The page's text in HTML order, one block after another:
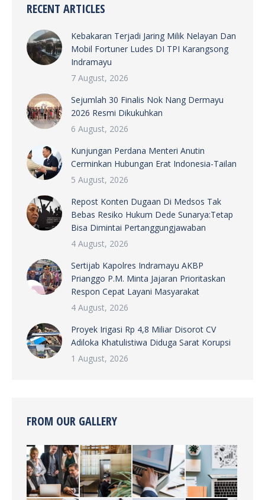
RECENT ARTICLES
Kebakaran Terjadi Jaring Milik Nelayan Dan
Mobil Fortuner Ludes DI TPI Karangsong
Indramayu
7 August, 2026
Sejumlah 30 Finalis Nok Nang Dermayu
2026 Resmi Dikukuhkan
6 August, 2026
Kunjungan Perdana Menteri Anutin
Cerminkan Hubungan Erat Indonesia-Tailan
5 August, 2026
Repost Konten Dugaan Di Medsos Tak
Bebas Resiko Hukum Dede Sunarya:Tetap
Bisa Dimintai Pertanggungjawaban
4 August, 2026
Sertijab Kapolres Indramayu AKBP
Prianggo P.M. Minta Jajaran Prioritaskan
Respon Cepat Layani Masyarakat
4 August, 2026
Proyek Irigasi Rp 4,8 Miliar Disorot CV
Adiloka Khatulistiwa Diduga Sarat Korupsi
1 August, 2026
FROM OUR GALLERY